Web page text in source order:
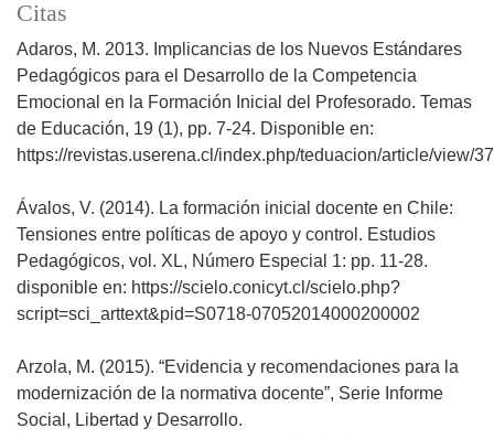
Citas
Adaros, M. 2013. Implicancias de los Nuevos Estándares
Pedagógicos para el Desarrollo de la Competencia
Emocional en la Formación Inicial del Profesorado. Temas
de Educación, 19 (1), pp. 7-24. Disponible en:
https://revistas.userena.cl/index.php/teduacion/article/view/
Ávalos, V. (2014). La formación inicial docente en Chile:
Tensiones entre políticas de apoyo y control. Estudios
Pedagógicos, vol. XL, Número Especial 1: pp. 11-28.
disponible en: https://scielo.conicyt.cl/scielo.php?
script=sci_arttext&pid=S0718-07052014000200002
Arzola, M. (2015). “Evidencia y recomendaciones para la
modernización de la normativa docente”, Serie Informe
Social, Libertad y Desarrollo.